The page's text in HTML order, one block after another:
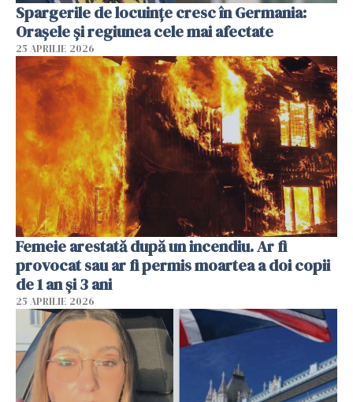
Spargerile de locuințe cresc în Germania:
Orașele și regiunea cele mai afectate
25 APRILIE 2026
Femeie arestată după un incendiu. Ar fi
provocat sau ar fi permis moartea a doi copii
de 1 an și 3 ani
25 APRILIE 2026